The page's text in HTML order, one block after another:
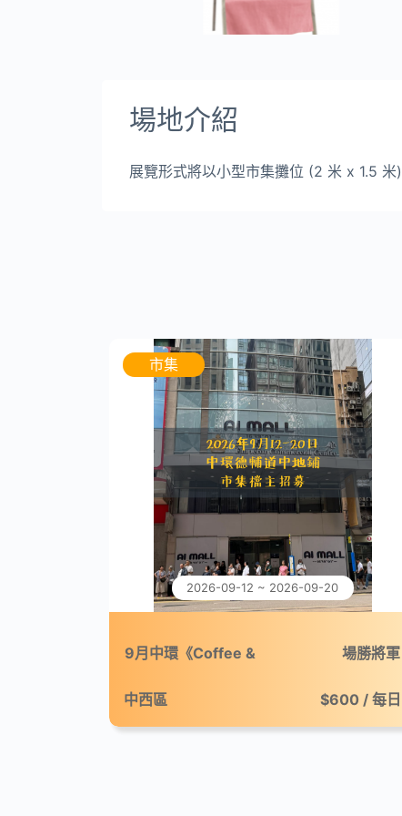
場地介紹
展覽形式將以小型市集攤位 (2 米 x 1.5 米)
市集
2026-09-12 ~ 2026-09-20
9月中環《Coffee &
場勝將軍
中西區 $600 / 每日